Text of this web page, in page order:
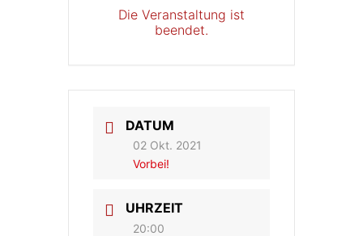
Die Veranstaltung ist
beendet.
DATUM
02 Okt. 2021
Vorbei!
UHRZEIT
20:00